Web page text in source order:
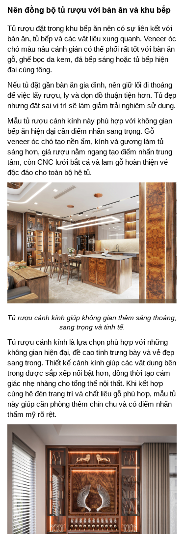
Nên đồng bộ tủ rượu với bàn ăn và khu bếp
Tủ rượu đặt trong khu bếp ăn nên có sự liên kết với
bàn ăn, tủ bếp và các vật liệu xung quanh. Veneer óc
chó màu nâu cánh gián có thể phối rất tốt với bàn ăn
gỗ, ghế bọc da kem, đá bếp sáng hoặc tủ bếp hiện
đại cùng tông.
Nếu tủ đặt gần bàn ăn gia đình, nên giữ lối đi thoáng
để việc lấy rượu, ly và dọn đồ thuận tiện hơn. Tủ đẹp
nhưng đặt sai vị trí sẽ làm giảm trải nghiệm sử dụng.
Mẫu tủ rượu cánh kính này phù hợp với không gian
bếp ăn hiện đại cần điểm nhấn sang trọng. Gỗ
veneer óc chó tạo nền ấm, kính và gương làm tủ
sáng hơn, giá rượu nằm ngang tạo điểm nhấn trung
tâm, còn CNC lưới bắt cá và lam gỗ hoàn thiện vẻ
độc đáo cho toàn bộ hệ tủ.
Tủ rượu cánh kính giúp không gian thêm sáng thoáng,
sang trọng và tinh tế.
Tủ rượu cánh kính là lựa chọn phù hợp với những
không gian hiện đại, đề cao tính trưng bày và vẻ đẹp
sang trọng. Thiết kế cánh kính giúp các vật dụng bên
trong được sắp xếp nổi bật hơn, đồng thời tạo cảm
giác nhẹ nhàng cho tổng thể nội thất. Khi kết hợp
cùng hệ đèn trang trí và chất liệu gỗ phù hợp, mẫu tủ
này giúp căn phòng thêm chỉn chu và có điểm nhấn
thẩm mỹ rõ rệt.